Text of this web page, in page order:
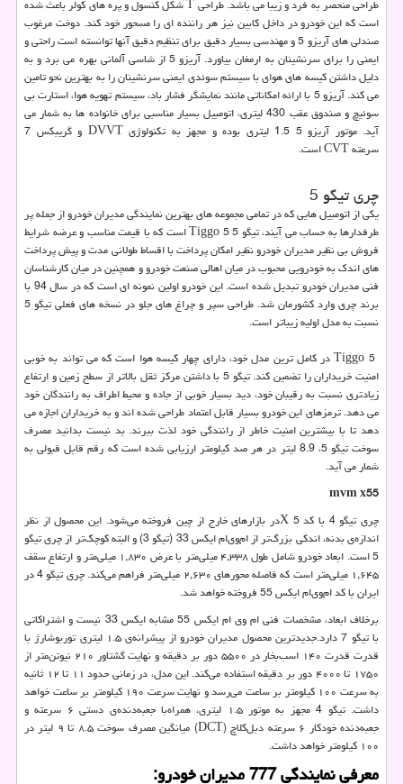
طراحی منحصر به فرد و زیبا می باشد. طراحیTشکل کنسول و پره های کولر باعث شده
است که این خودرو در داخل کابین نیز هر راننده ای را مسحور خود کند. دوخت مرغوب
صندلی های آریزو 5 و مهندسی بسیار دقیق برای تنظیم دقیق آنها توانسته است راحتی و
ایمنی را برای سرنشینان به ارمغان بیاورد. آریزو 5 از شاسی آلمانی بهره می برد و به
دلیل داشتن کیسه های هوای با سیستم سوئدی ایمنی سرنشینان را به بهترین نحو تامین
می کند. آریزو 5 با ارائه امکاناتی مانند نمایشگر فشار باد، سیستم تهویه هوا، استارت بی
سوئیچ و صندوق عقب 430 لیتری، اتومبیل بسیار مناسبی برای خانواده ها به شمار می
آید. موتور آریزو 5 1.5 لیتری بوده و مجهز به تکنولوژی
DVVT
و گریبکس 7
سرعتهCVTاست.
چری تیگو 5
یکی از اتومبیل هایی که در تمامی مجموعه های بهترین نمایندگی مدیران خودرو از جمله پر
طرفدارها به حساب می آیند، تیگو 5
Tiggo 5است که با قیمت مناسب و عرضه شرایط
فروش بی نظیر مدیران خودرو نظیر امکان پرداخت با اقساط طولانی مدت و پیش پرداخت
های اندک به خودرویی محبوب در میان اهالی صنعت خودرو و همچنین در میان کارشناسان
فنی مدیران خودرو تبدیل شده است. این خودرو اولین نمونه ای است که در سال 94 با
برند چری وارد کشورمان شد. طراحی سپر و چراغ های جلو در نسخه های فعلی تیگو 5
نسبت به مدل اولیه زیباتر است.
Tiggo 5در کامل ترین مدل خود، دارای چهار کیسه هوا است که می تواند به خوبی
امنیت خریداران را تضمین کند. تیگو 5 با داشتن مرکز ثقل بالاتر از سطح زمین و ارتفاع
زیادتری نسبت به رقیبان خود، دید بسیار خوبی از جاده و محیط اطراف به رانندگان خود
می دهد. ترمزهای این خودرو بسیار قابل اعتماد طراحی شده اند و به خریداران اجازه می
دهد تا با بیشترین امنیت خاطر از رانندگی خود لذت ببرند. بد نیست بدانید مصرف
سوخت تیگو 5، 8.9 لیتر در هر صد کیلومتر ارزیابی شده است که رقم قابل قبولی به
شمار می آید.
mvm x55
چری تیگو 4 با کد 5
Xدر بازارهای خارج از چین فروخته می‌شود. این محصول از نظر
اندازه‌ی بدنه، اندکی بزرگ‌تر از ام‌وی‌ام ایکس 33 (تیگو 3) و البته کوچک‌تر از چری تیگو
5 است. ابعاد خودرو شامل طول ۴,۳۳۸ میلی‌متر با عرض ۱,۸۳۰ میلی‌متر و ارتفاع سقف
۱,۶۴۵ میلی‌متر است که فاصله محورهای ۲,۶۳۰ میلی‌متر فراهم می‌کند. چری تیگو 4 در
ایران با کد ام‌وی‌ام ایکس 55 فروخته خواهد شد.
برخلاف ابعاد، مشخصات فنی ام‌ وی‌ ام ایکس 55 مشابه ایکس 33 نیست و اشتراکاتی
با تیگو 7 دارد.جدیدترین محصول مدیران خودرو از پیشرانه‌ی ۱.۵ لیتری توربوشارژ با
قدرت قدرت ۱۴۰ اسب‌بخار در ۵۵۰۰ دور بر دقیقه و نهایت گشتاور ۲۱۰ نیوتن‌متر از
۱۷۵۰ تا ۴۰۰۰ دور بر دقیقه استفاده می‌کند. این مدل، در زمانی حدود ۱۱ تا ۱۲ ثانیه
به سرعت ۱۰۰ کیلومتر بر ساعت می‌رسد و نهایت سرعت ۱۹۰ کیلومتر بر ساعت خواهد
داشت. تیگو 4 مجهز به موتور ۱.۵ لیتری، همراه‌با جعبه‌دنده‌ی دستی ۶ سرعته و
جعبه‌دنده خودکار ۶ سرعته دبل‌کلاچ
(DCT)
میانگین مصرف سوخت ۸.۵ تا ۹ لیتر در
۱۰۰ کیلومتر خواهد داشت.
معرفی نمایندگی 777 مدیران خودرو: